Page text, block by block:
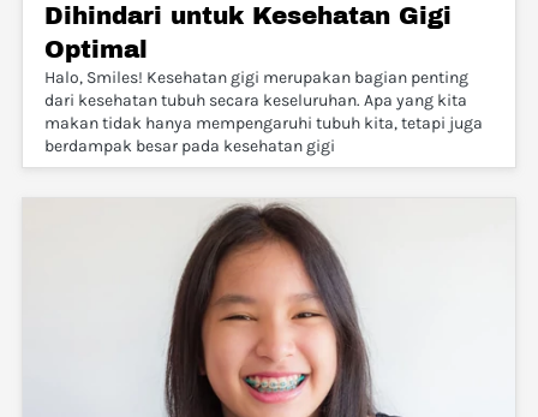
Dihindari untuk Kesehatan Gigi
Optimal
Halo, Smiles! Kesehatan gigi merupakan bagian penting
dari kesehatan tubuh secara keseluruhan. Apa yang kita
makan tidak hanya mempengaruhi tubuh kita, tetapi juga
berdampak besar pada kesehatan gigi